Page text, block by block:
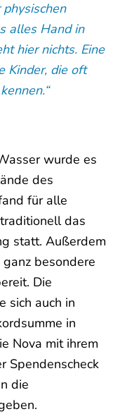
alles Hand in
hier nichts. Eine
Kinder, die oft
wurde es
des
für alle
das
statt. Außerdem
besondere
Die
sich auch in
in
Nova mit ihrem
Spendenscheck
die